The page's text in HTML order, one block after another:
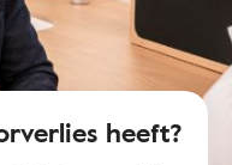
heeft?